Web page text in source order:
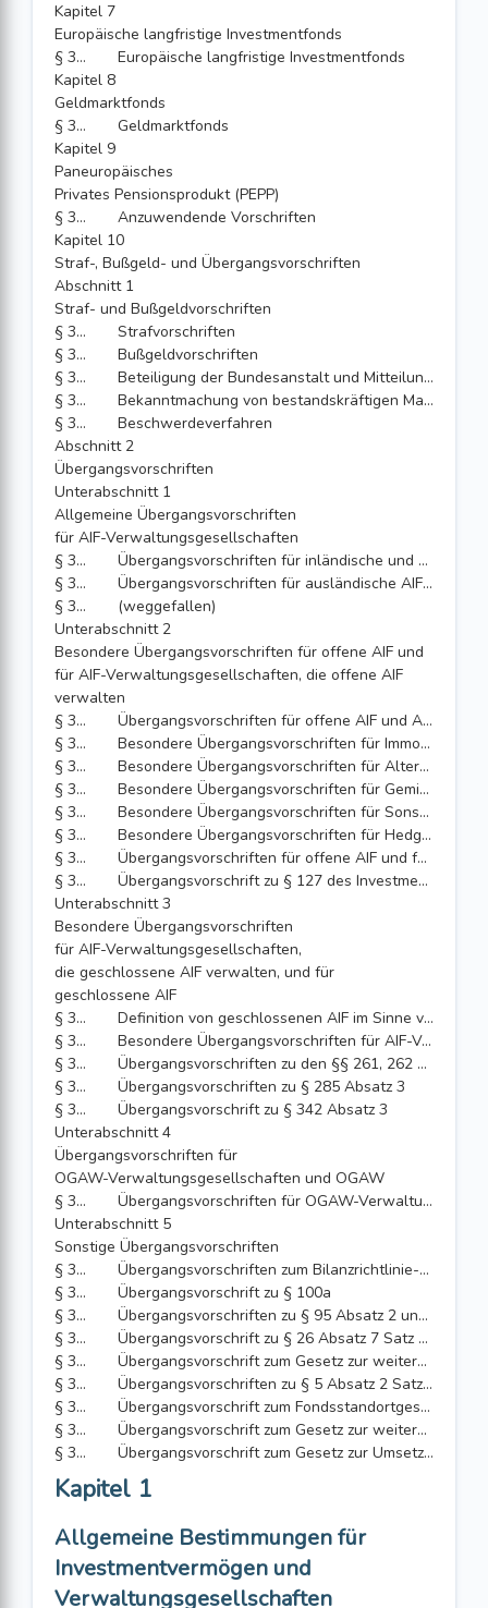
Kapitel 7
Europäische langfristige Investmentfonds
§ 338a
Europäische langfristige Investmentfonds
Kapitel 8
Geldmarktfonds
§ 338b
Geldmarktfonds
Kapitel 9
Paneuropäisches
Privates Pensionsprodukt (PEPP)
§ 338c
Anzuwendende Vorschriften
Kapitel 10
Straf-, Bußgeld- und Übergangsvorschriften
Abschnitt 1
Straf- und Bußgeldvorschriften
§ 339
Strafvorschriften
§ 340
Bußgeldvorschriften
§ 341
Beteiligung der Bundesanstalt und Mitteilungen in Strafsachen
§ 341a
Bekanntmachung von bestandskräftigen Maßnahmen und unanfechtbar gewordenen Bußgeldentscheidungen
§ 342
Beschwerdeverfahren
Abschnitt 2
Übergangsvorschriften
Unterabschnitt 1
Allgemeine Übergangsvorschriften
für AIF-Verwaltungsgesellschaften
§ 343
Übergangsvorschriften für inländische und EU-AIF-Verwaltungsgesellschaften
§ 344
Übergangsvorschriften für ausländische AIF-Verwaltungsgesellschaften und für andere Vertragsstaaten des Abkommens über den Europäischen Wirtschaftsraum
§ 344a
(weggefallen)
Unterabschnitt 2
Besondere Übergangsvorschriften für offene AIF und
für AIF-Verwaltungsgesellschaften, die offene AIF
verwalten
§ 345
Übergangsvorschriften für offene AIF und AIF-Verwaltungsgesellschaften, die offene AIF verwalten, die bereits nach dem Investmentgesetz reguliert waren
§ 346
Besondere Übergangsvorschriften für Immobilien-Sondervermögen
§ 347
Besondere Übergangsvorschriften für Altersvorsorge-Sondervermögen
§ 348
Besondere Übergangsvorschriften für Gemischte Sondervermögen und Gemischte Investmentaktiengesellschaften
§ 349
Besondere Übergangsvorschriften für Sonstige Sondervermögen und Sonstige Investmentaktiengesellschaften
§ 350
Besondere Übergangsvorschriften für Hedgefonds und offene Spezial-AIF
§ 351
Übergangsvorschriften für offene AIF und für AIF-Verwaltungsgesellschaften, die offene AIF verwalten, die nicht bereits nach dem Investmentgesetz reguliert waren
§ 352
Übergangsvorschrift zu § 127 des Investmentgesetzes
Unterabschnitt 3
Besondere Übergangsvorschriften
für AIF-Verwaltungsgesellschaften,
die geschlossene AIF verwalten, und für
geschlossene AIF
§ 352a
Definition von geschlossenen AIF im Sinne von § 353
§ 353
Besondere Übergangsvorschriften für AIF-Verwaltungsgesellschaften, die geschlossene AIF verwalten, und für geschlossene AIF
§ 353a
Übergangsvorschriften zu den §§ 261, 262 und 263
§ 353b
Übergangsvorschriften zu § 285 Absatz 3
§ 354
Übergangsvorschrift zu § 342 Absatz 3
Unterabschnitt 4
Übergangsvorschriften für
OGAW-Verwaltungsgesellschaften und OGAW
§ 355
Übergangsvorschriften für OGAW-Verwaltungsgesellschaften und OGAW
Unterabschnitt 5
Sonstige Übergangsvorschriften
§ 356
Übergangsvorschriften zum Bilanzrichtlinie-Umsetzungsgesetz
§ 357
Übergangsvorschrift zu § 100a
§ 358
Übergangsvorschriften zu § 95 Absatz 2 und § 97 Absatz 1
§ 359
Übergangsvorschrift zu § 26 Absatz 7 Satz 3, § 82 Absatz 6 Satz 2 und § 85 Absatz 5 Satz 4
§ 360
Übergangsvorschrift zum Gesetz zur weiteren Ausführung der EU-Prospektverordnung und zur Änderung von Finanzmarktgesetzen
§ 361
Übergangsvorschriften zu § 5 Absatz 2 Satz 2 und 3
§ 362
Übergangsvorschrift zum Fondsstandortgesetz
§ 363
Übergangsvorschrift zum Gesetz zur weiteren Stärkung des Anlegerschutzes
§ 364
Übergangsvorschrift zum Gesetz zur Umsetzung der Digitalisierungsrichtlinie
Kapitel 1
Allgemeine Bestimmungen für
Investmentvermögen und
Verwaltungsgesellschaften